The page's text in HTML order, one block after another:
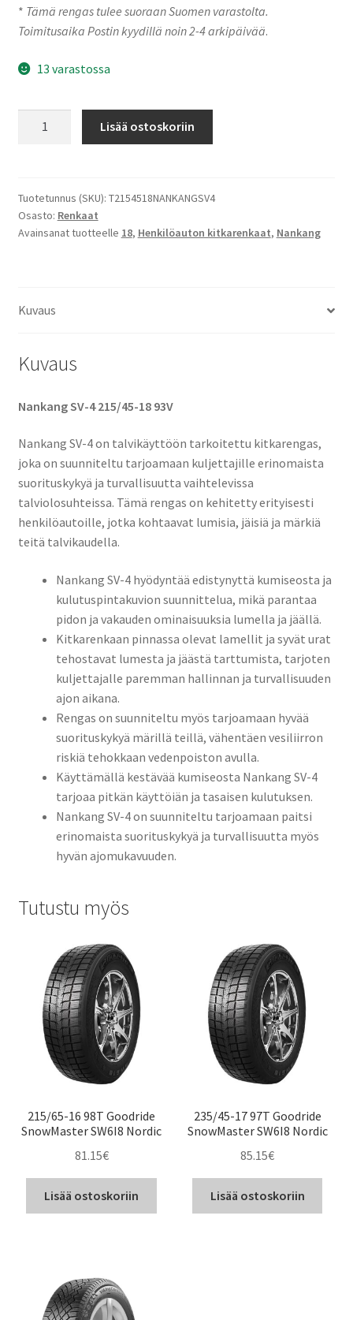
* Tämä rengas tulee suoraan Suomen varastolta.
Toimitusaika Postin kyydillä noin 2-4 arkipäivää.
13 varastossa
SV-
4
määrä
Lisää ostoskoriin
Tuotetunnus (SKU): T2154518NANKANGSV4
Osasto: Renkaat
Avainsanat tuotteelle 18, Henkilöauton kitkarenkaat, Nankang
Kuvaus
Kuvaus
Nankang SV-4 215/45-18 93V
Nankang SV-4 on talvikäyttöön tarkoitettu kitkarengas,
joka on suunniteltu tarjoamaan kuljettajille erinomaista
suorituskykyä ja turvallisuutta vaihtelevissa
talviolosuhteissa. Tämä rengas on kehitetty erityisesti
henkilöautoille, jotka kohtaavat lumisia, jäisiä ja märkiä
teitä talvikaudella.
Nankang SV-4 hyödyntää edistynyttä kumiseosta ja
kulutuspintakuvion suunnittelua, mikä parantaa
pidon ja vakauden ominaisuuksia lumella ja jäällä.
Kitkarenkaan pinnassa olevat lamellit ja syvät urat
tehostavat lumesta ja jäästä tarttumista, tarjoten
kuljettajalle paremman hallinnan ja turvallisuuden
ajon aikana.
Rengas on suunniteltu myös tarjoamaan hyvää
suorituskykyä märillä teillä, vähentäen vesiliirron
riskiä tehokkaan vedenpoiston avulla.
Käyttämällä kestävää kumiseosta Nankang SV-4
tarjoaa pitkän käyttöiän ja tasaisen kulutuksen.
Nankang SV-4 on suunniteltu tarjoamaan paitsi
erinomaista suorituskykyä ja turvallisuutta myös
hyvän ajomukavuuden.
Tutustu myös
215/65-16 98T Goodride
SnowMaster SW6I8 Nordic
81.15€
Lisää ostoskoriin
235/45-17 97T Goodride
SnowMaster SW6I8 Nordic
85.15€
Lisää ostoskoriin